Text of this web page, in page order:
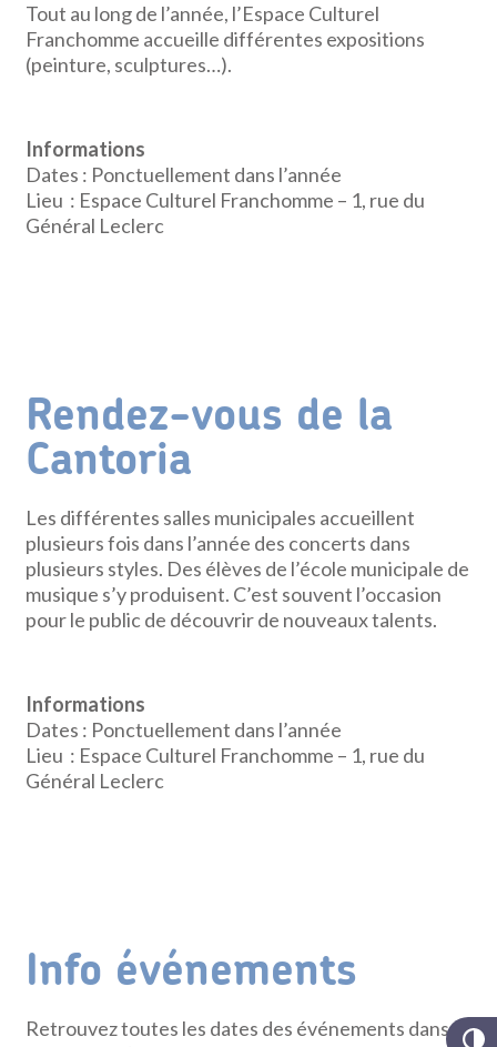
Tout au long de l’année, l’Espace Culturel
Franchomme accueille différentes expositions
(peinture, sculptures…).
Informations
Dates : Ponctuellement dans l’année
Lieu : Espace Culturel Franchomme – 1, rue du
Général Leclerc
Rendez-vous de la
Cantoria
Les différentes salles municipales accueillent
plusieurs fois dans l’année des concerts dans
plusieurs styles. Des élèves de l’école municipale de
musique s’y produisent. C’est souvent l’occasion
pour le public de découvrir de nouveaux talents.
Informations
Dates : Ponctuellement dans l’année
Lieu : Espace Culturel Franchomme – 1, rue du
Général Leclerc
Info événements
Retrouvez toutes les dates des événements dans